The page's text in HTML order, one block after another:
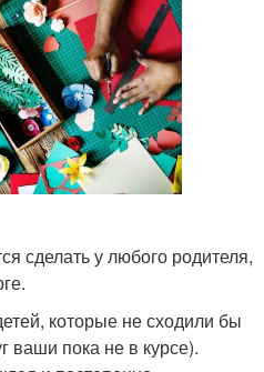
сделать у любого родителя,
которые не сходили бы
ваши пока не в курсе).